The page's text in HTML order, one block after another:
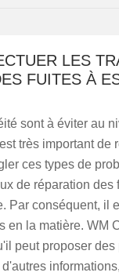
LES
FUITES À
sont à éviter au
très important de
ces types de
de réparation des
Par conséquent, il
en la matière. WM
peut proposer des